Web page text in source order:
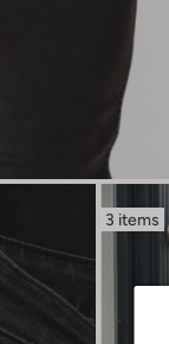
3 items